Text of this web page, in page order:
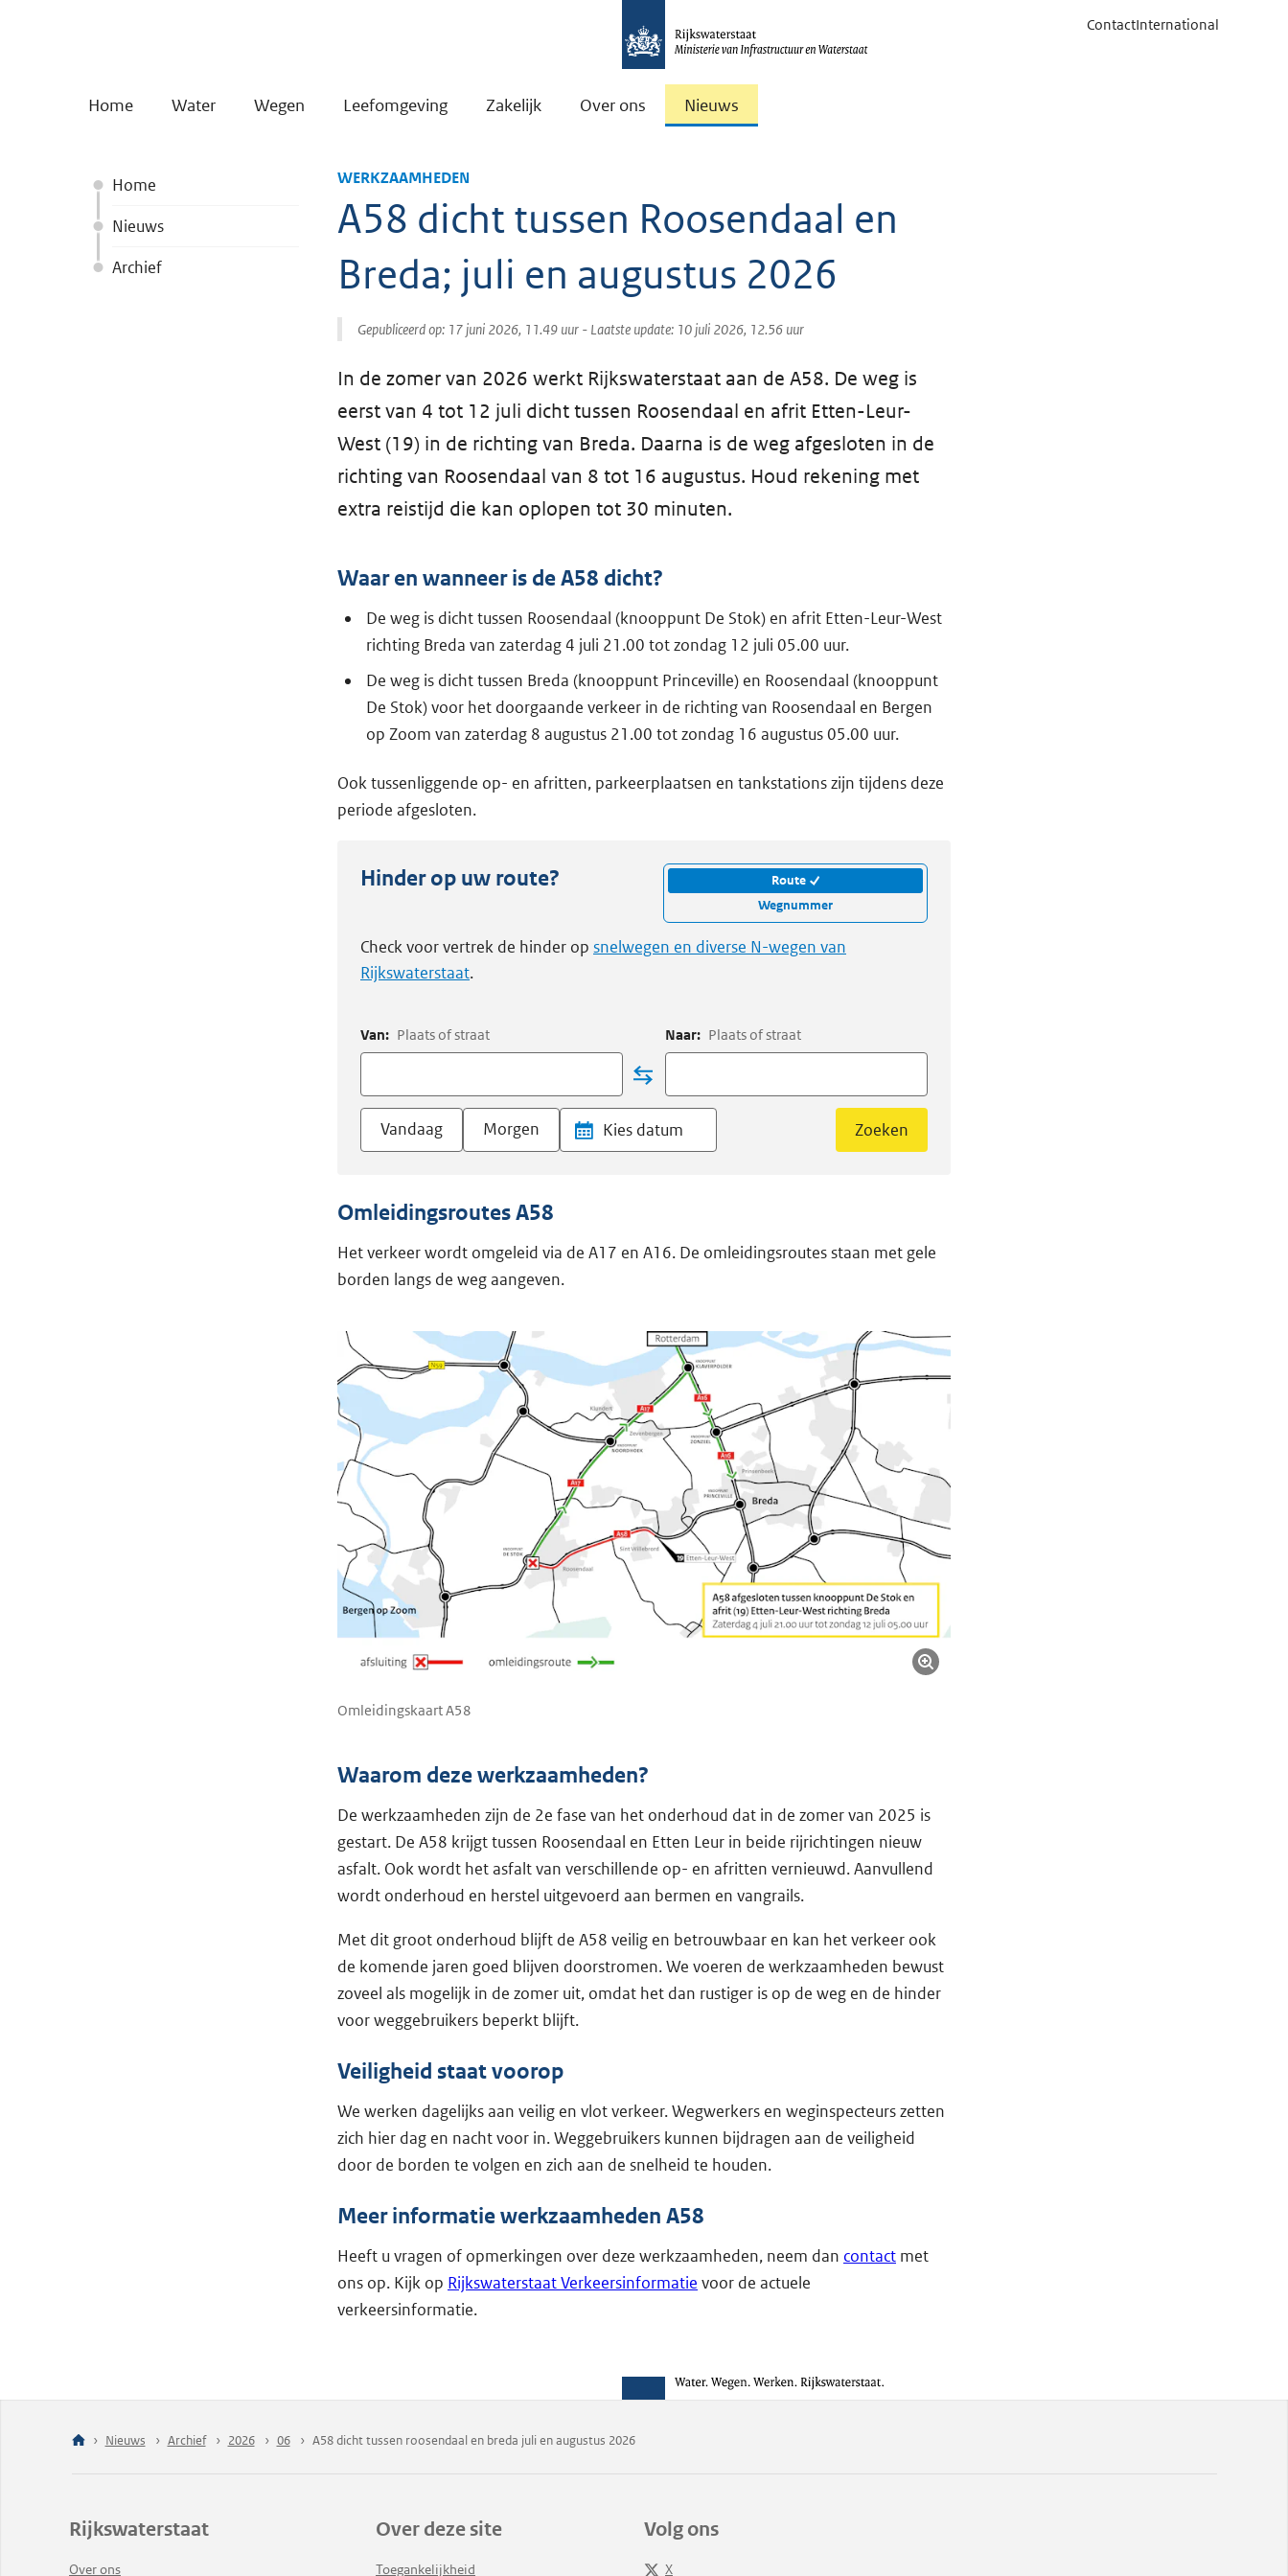
Home Water Wegen Leefomgeving Zakelijk Over ons Nieuws
ContactInternational
Home
Nieuws
Archief
WERKZAAMHEDEN
A58 dicht tussen Roosendaal en
Breda; juli en augustus 2026
Gepubliceerd op: 17 juni 2026, 11.49 uur - Laatste update: 10 juli 2026, 12.56 uur
In de zomer van 2026 werkt Rijkswaterstaat aan de A58. De weg is
eerst van 4 tot 12 juli dicht tussen Roosendaal en afrit Etten-Leur-
West (19) in de richting van Breda. Daarna is de weg afgesloten in de
richting van Roosendaal van 8 tot 16 augustus. Houd rekening met
extra reistijd die kan oplopen tot 30 minuten.
Waar en wanneer is de A58 dicht?
De weg is dicht tussen Roosendaal (knooppunt De Stok) en afrit Etten-Leur-West
richting Breda van zaterdag 4 juli 21.00 tot zondag 12 juli 05.00 uur.
De weg is dicht tussen Breda (knooppunt Princeville) en Roosendaal (knooppunt
De Stok) voor het doorgaande verkeer in de richting van Roosendaal en Bergen
op Zoom van zaterdag 8 augustus 21.00 tot zondag 16 augustus 05.00 uur.
Ook tussenliggende op- en afritten, parkeerplaatsen en tankstations zijn tijdens deze
periode afgesloten.
Hinder op uw route?
Check voor vertrek de hinder op snelwegen en diverse N-wegen van
Rijkswaterstaat.
Route
Wegnummer
Van: Plaats of straat Naar: Plaats of straat
Vandaag Morgen Zoeken
Omleidingsroutes A58
Het verkeer wordt omgeleid via de A17 en A16. De omleidingsroutes staan met gele
borden langs de weg aangeven.
Omleidingskaart A58
Waarom deze werkzaamheden?
De werkzaamheden zijn de 2e fase van het onderhoud dat in de zomer van 2025 is
gestart. De A58 krijgt tussen Roosendaal en Etten Leur in beide rijrichtingen nieuw
asfalt. Ook wordt het asfalt van verschillende op- en afritten vernieuwd. Aanvullend
wordt onderhoud en herstel uitgevoerd aan bermen en vangrails.
Met dit groot onderhoud blijft de A58 veilig en betrouwbaar en kan het verkeer ook
de komende jaren goed blijven doorstromen. We voeren de werkzaamheden bewust
zoveel als mogelijk in de zomer uit, omdat het dan rustiger is op de weg en de hinder
voor weggebruikers beperkt blijft.
Veiligheid staat voorop
We werken dagelijks aan veilig en vlot verkeer. Wegwerkers en weginspecteurs zetten
zich hier dag en nacht voor in. Weggebruikers kunnen bijdragen aan de veiligheid
door de borden te volgen en zich aan de snelheid te houden.
Meer informatie werkzaamheden A58
Heeft u vragen of opmerkingen over deze werkzaamheden, neem dan contact met
ons op. Kijk op Rijkswaterstaat Verkeersinformatie voor de actuele
verkeersinformatie.
Nieuws Archief 2026 06 A58 dicht tussen roosendaal en breda juli en augustus 2026
Rijkswaterstaat
Over ons
Over deze site
Toegankelijkheid
Volg ons
X